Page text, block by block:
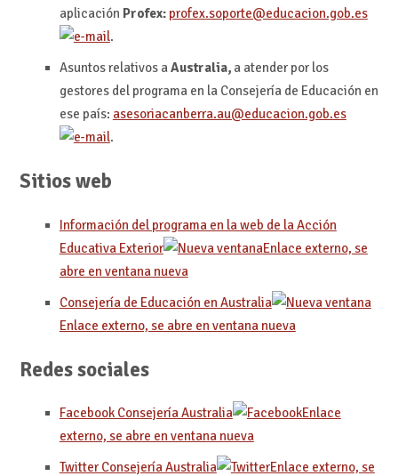
aplicación Profex: profex.soporte@educacion.gob.es
.
Asuntos relativos aAustralia,a atender por los
gestores del programa en la Consejería de Educación en
ese país: asesoriacanberra.au@educacion.gob.es
.
Sitios web
Información del programa en la web de la Acción
Educativa Exterior
Enlace externo, se
abre en ventana nueva
Consejería de Educación en Australia
Enlace externo, se abre en ventana nueva
Redes sociales
Facebook Consejería Australia
Enlace
externo, se abre en ventana nueva
Twitter Consejería Australia
Enlace externo, se